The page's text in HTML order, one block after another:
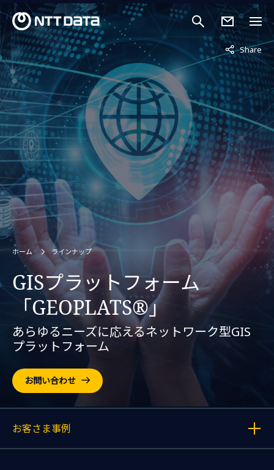
Share
非表示中
ホーム ラインナップ
GISプラットフォーム
「GEOPLATS®」
あらゆるニーズに応えるネットワーク型GIS
プラットフォーム
お問い合わせ
お客さま事例
各記事へのリンクを表示する